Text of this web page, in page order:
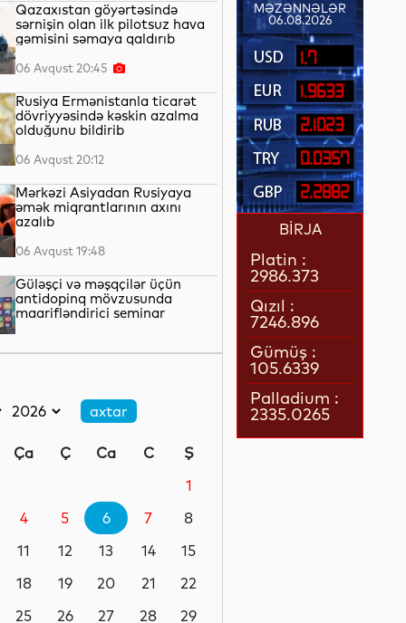
Qazaxıstan göyərtəsində
sərnişin olan ilk pilotsuz hava
gəmisini səmaya qaldırıb
06 Avqust 20:45
Rusiya Ermənistanla ticarət
dövriyyəsində kəskin azalma
olduğunu bildirib
06 Avqust 20:12
Mərkəzi Asiyadan Rusiyaya
əmək miqrantlarının axını
azalıb
06 Avqust 19:48
Güləşçi və məşqçilər üçün
antidopinq mövzusunda
maarifləndirici seminar
dövlətinə 2 milyard kubmetr
səmt qazı verilib
Günəşli”də 7 neft hasilatı və 2
qaz injektoru quyusu qazılıb
06 Avqust 18:30
İlin birinci yarısında “Azəri-
milyon barel olub
06 Avqust 18:10
Ça Ç Ca C
Ş
1
4 5 6 7
8
11 12 13 14
15
18 19 20 21
22
25 26 27 28
29
MƏZƏNNƏLƏR
06.08.2026
1.7
1.9633
2.1023
0.0357
2.2882
BİRJA
Platin :
2986.373
Qızıl :
7246.896
Gümüş :
105.6339
Palladium :
2335.0265